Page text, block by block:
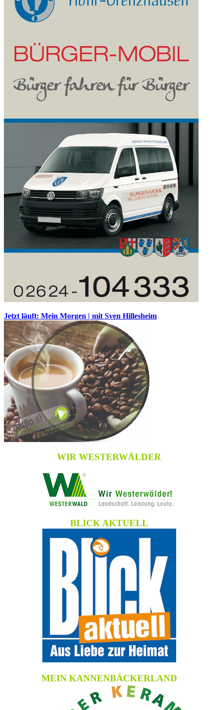
Jetzt läuft: Mein Morgen | mit Sven Hillesheim
WIR WESTERWÄLDER
BLICK AKTUELL
MEIN KANNENBÄCKERLAND